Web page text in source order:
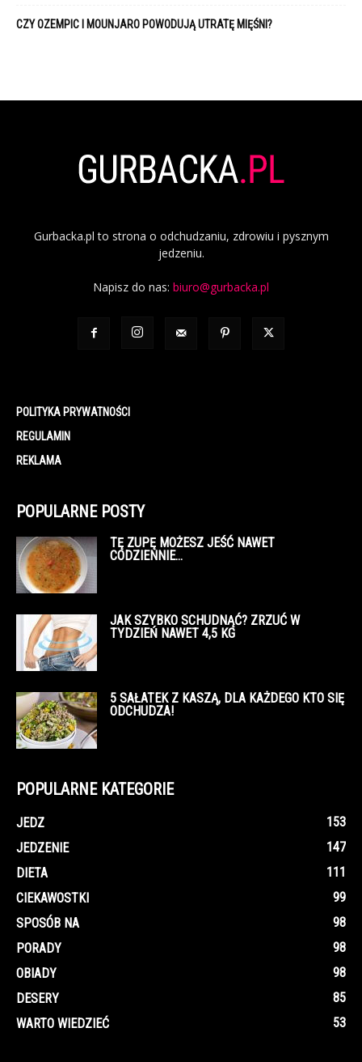
CZY OZEMPIC I MOUNJARO POWODUJĄ UTRATĘ MIĘŚNI?
Gurbacka.pl to strona o odchudzaniu, zdrowiu i pysznym
jedzeniu.
Napisz do nas: biuro@gurbacka.pl
POLITYKA PRYWATNOŚCI
REGULAMIN
REKLAMA
POPULARNE POSTY
TĘ ZUPĘ MOŻESZ JEŚĆ NAWET
CODZIENNIE…
JAK SZYBKO SCHUDNĄĆ? ZRZUĆ W
TYDZIEŃ NAWET 4,5 KG
5 SAŁATEK Z KASZĄ, DLA KAŻDEGO KTO SIĘ
ODCHUDZA!
POPULARNE KATEGORIE
JEDZ
153
JEDZENIE
147
DIETA
111
CIEKAWOSTKI
99
SPOSÓB NA
98
PORADY
98
OBIADY
98
DESERY
85
WARTO WIEDZIEĆ
53